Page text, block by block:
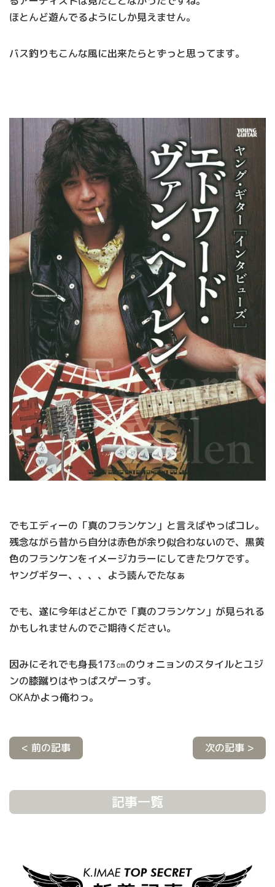
ほとんど遊んでるようにしか見えません。
バス釣りもこんな風に出来たらとずっと思ってます。
でもエディーの「真のフランケン」と言えばやっぱコレ。
残念ながら昔から自分は赤色が余り似合わないので、黒黄
色のフランケンをイメージカラーにしてきたワケです。
ヤングギター、、、、よう読んでたなぁ
でも、遂に今年はどこかで「真のフランケン」が見られる
かもしれませんのでご期待ください。
因みにそれでも身長173㎝のウォニョンのスタイルとユジ
ンの膝蹴りはやっぱスゲーっす。
OKAかよっ俺わっ。
< 前の記事 次の記事 >
記事一覧